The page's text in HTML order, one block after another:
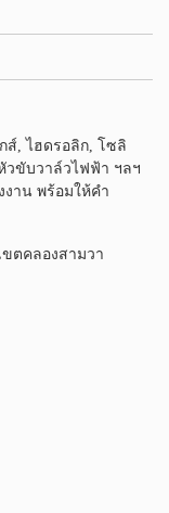
ส์, ไฮดรอลิก, โซลิ
วขับวาล์วไฟฟ้า ฯลฯ
งาน พร้อมให้คำ
ตคลองสามวา